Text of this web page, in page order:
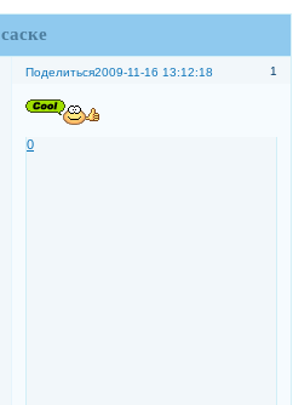
саске
Поделиться 1
2009-11-16 13:12:18
0